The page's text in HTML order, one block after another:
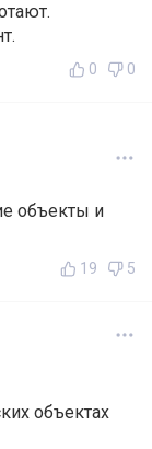
0 0
объекты и
19 5
объектах